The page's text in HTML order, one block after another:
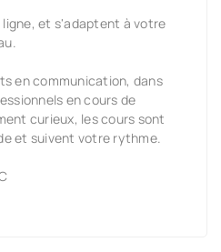
ligne, et s'adaptent à votre
en communication, dans
en cours de
curieux, les cours sont
et suivent votre rythme.